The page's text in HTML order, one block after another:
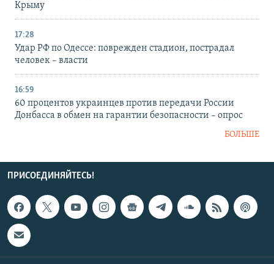
Крыму
17:28
Удар РФ по Одессе: поврежден стадион, пострадал
человек – власти
16:59
60 процентов украинцев против передачи России
Донбасса в обмен на гарантии безопасности – опрос
БОЛЬШЕ
ПРИСОЕДИНЯЙТЕСЬ!